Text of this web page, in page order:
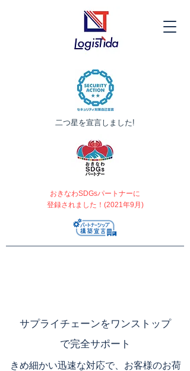
​サプライチェーンをワンストップ
で完全サポート
きめ細かい迅速な対応で、お客様のお荷
​二つ星を宣言しました!
おきなわSDGsパートナーに
登録されました！(2021年9月)